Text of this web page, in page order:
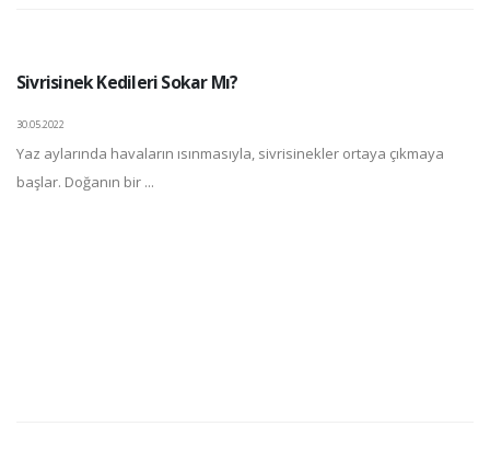
Sivrisinek Kedileri Sokar Mı?
30.05.2022
Yaz aylarında havaların ısınmasıyla, sivrisinekler ortaya çıkmaya
başlar. Doğanın bir ...